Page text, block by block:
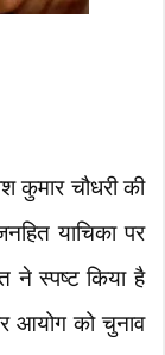
कुमार चौधरी की
याचिका पर
ने स्पष्ट किया है
आयोग को चुनाव